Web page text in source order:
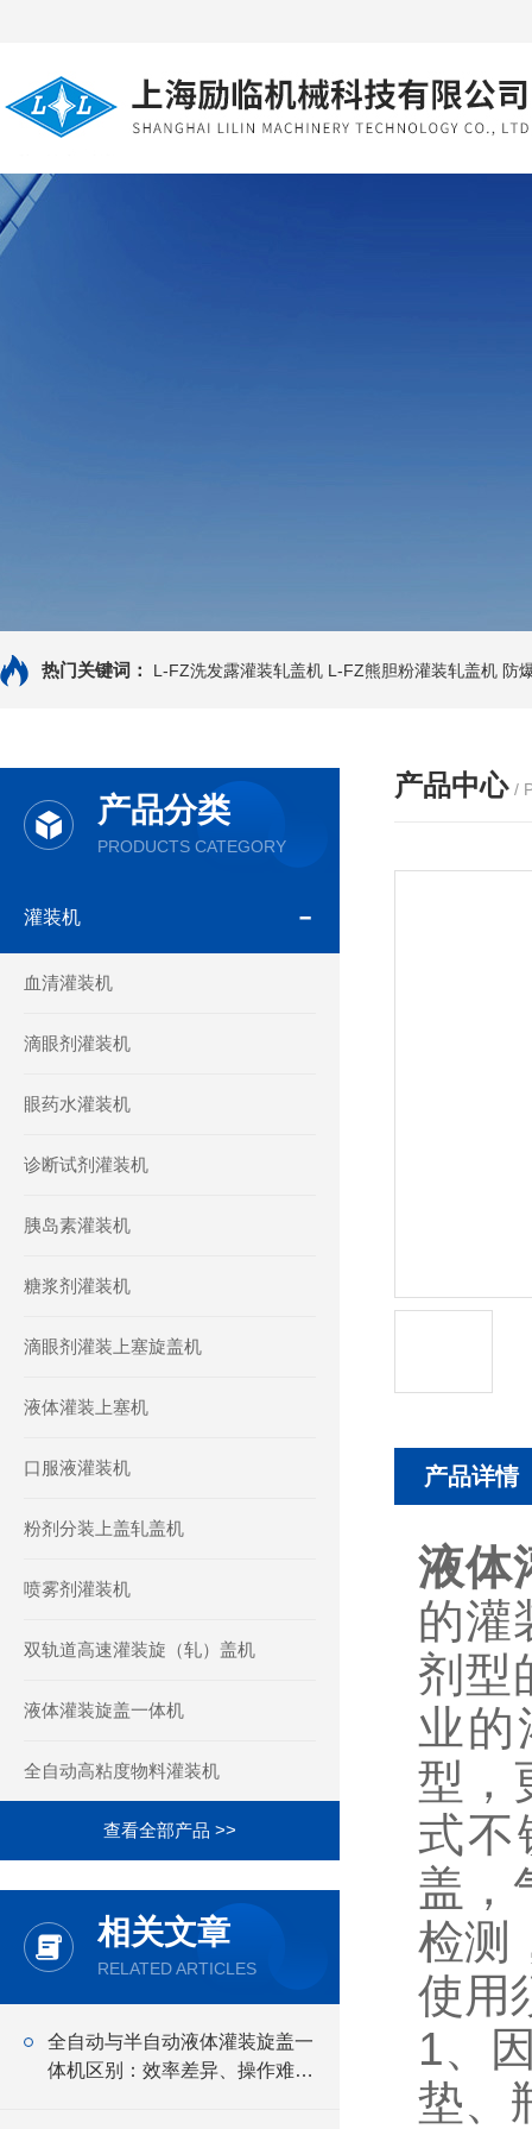
热门关键词： L-FZ洗发露灌装轧盖机 L-FZ熊胆粉灌装轧盖机 防
产品分类
PRODUCTS CATEGORY
灌装机
血清灌装机
滴眼剂灌装机
眼药水灌装机
诊断试剂灌装机
胰岛素灌装机
糖浆剂灌装机
滴眼剂灌装上塞旋盖机
液体灌装上塞机
口服液灌装机
粉剂分装上盖轧盖机
喷雾剂灌装机
双轨道高速灌装旋（轧）盖机
液体灌装旋盖一体机
全自动高粘度物料灌装机
查看全部产品 >>
相关文章
RELATED ARTICLES
全自动与半自动液体灌装旋盖一
体机区别：效率差异、操作难度
产品中心 /
产品详情
液体
的灌
剂型
业的
型，
式不
盖，
检测
使用
1、
垫、